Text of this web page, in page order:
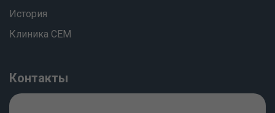
История
Клиника СЕМ
Контакты